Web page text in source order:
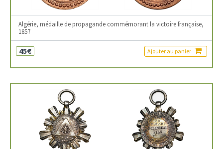
Algérie, médaille de propagande commémorant la victoire française,
1857
45€ Ajouter au panier